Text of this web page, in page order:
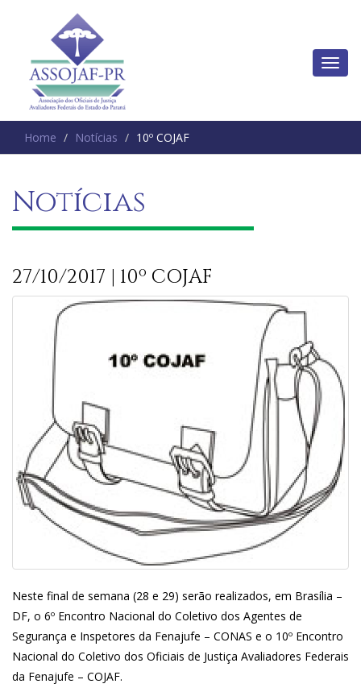
Home Notícias 10º COJAF
Notícias
27/10/2017 | 10º COJAF
Neste final de semana (28 e 29) serão realizados, em Brasília –
DF, o 6º Encontro Nacional do Coletivo dos Agentes de
Segurança e Inspetores da Fenajufe – CONAS e o 10º Encontro
Nacional do Coletivo dos Oficiais de Justiça Avaliadores Federais
da Fenajufe – COJAF.